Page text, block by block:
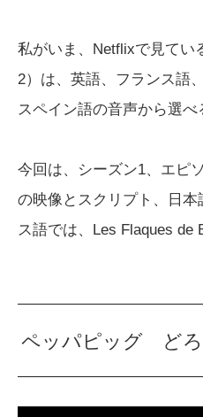
私がいま、Netflixで見てい
2）は、英語、フランス語
スペイン語の音声から選べ
今回は、シーズン1、エピ
の映像とスクリプト、日
ス語では、Les Flaques de
ペッパピッグ ど